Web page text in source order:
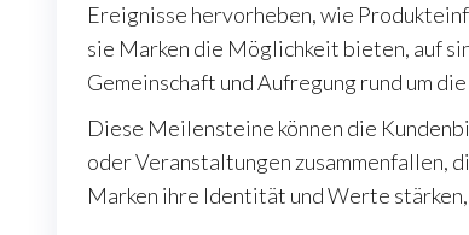
Ereignisse hervorheben, wie
sie Marken die Möglichkeit bieten, auf
Gemeinschaft und Aufregung rund um
Diese Meilensteine können die
oder Veranstaltungen zusammenfallen,
Marken ihre Identität und Werte